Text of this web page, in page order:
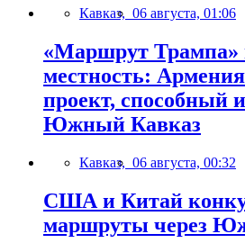
Кавказ, 06 августа, 01:06
«Маршрут Трампа»
местность:
проект, способный
Южный Кавказ
Кавказ, 06 августа, 00:32
США и Китай
маршруты через